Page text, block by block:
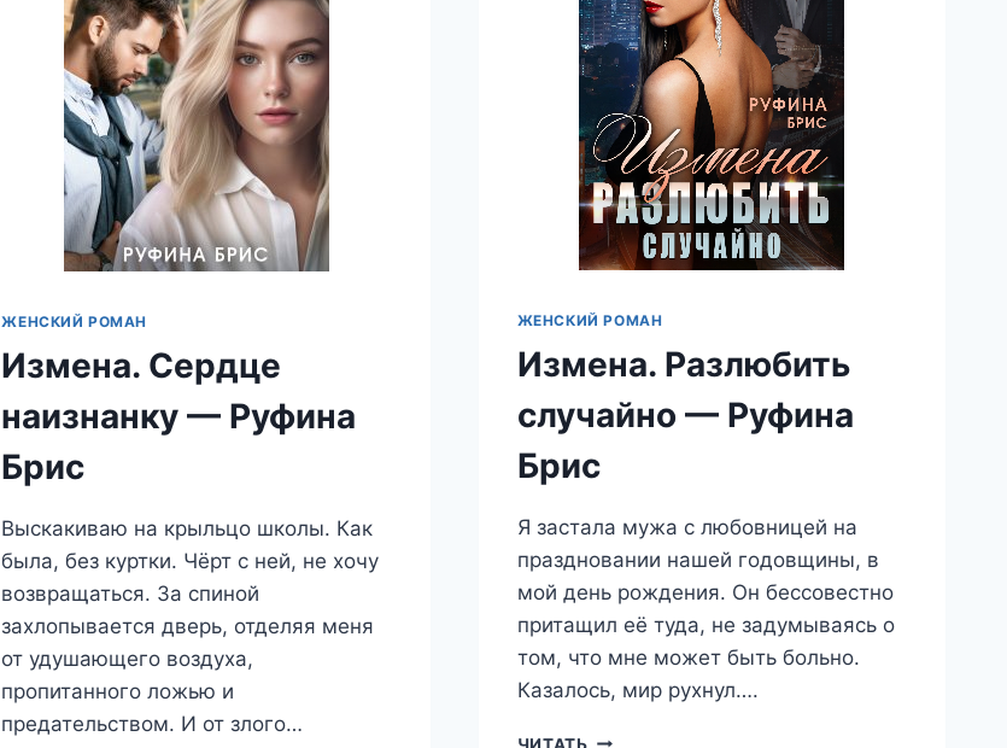
ЖЕНСКИЙ РОМАН
Измена. Сердце
наизнанку — Руфина
Брис
Выскакиваю на крыльцо школы. Как
была, без куртки. Чёрт с ней, не хочу
возвращаться. За спиной
захлопывается дверь, отделяя меня
от удушающего воздуха,
пропитанного ложью и
предательством. И от злого…
ЖЕНСКИЙ РОМАН
Измена. Разлюбить
случайно — Руфина
Брис
Я застала мужа с любовницей на
праздновании нашей годовщины, в
мой день рождения. Он бессовестно
притащил её туда, не задумываясь о
том, что мне может быть больно.
Казалось, мир рухнул….
ЧИТАТЬ ИЗМЕНА.